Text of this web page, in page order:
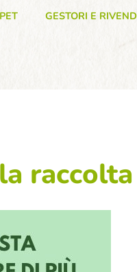
GESTORI E